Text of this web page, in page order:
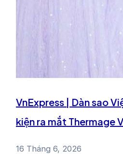
VnExpress | Dàn sao
kiện ra mắt Thermage
16 Tháng 6, 2026